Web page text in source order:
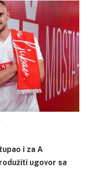
i za A
ugovor sa